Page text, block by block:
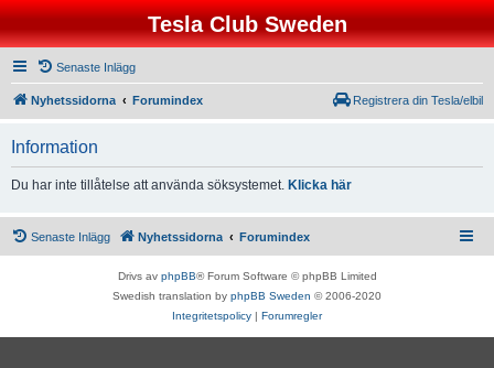
Tesla Club Sweden
Senaste Inlägg
Nyhetssidorna Forumindex Registrera din Tesla/elbil
Information
Du har inte tillåtelse att använda söksystemet. Klicka här
Senaste Inlägg Nyhetssidorna Forumindex
Drivs av phpBB® Forum Software © phpBB Limited
Swedish translation by phpBB Sweden © 2006-2020
Integritetspolicy | Forumregler